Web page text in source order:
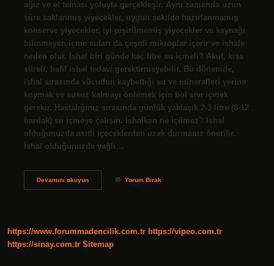
ağız ve el teması yoluyla gerçekleşir. Aynı zamanda uzun
süre saklanmış yiyecekler, uygun şekilde hazırlanmamış
konserve yiyecekler, iyi pişirilmemiş yiyecekler ve kaynağı
bilinmeyen içme suları da çeşitli mikroplar içerir ve ishale
neden olur. İshal biri günde kaç litre su içmeli? Akut, kısa
süreli, hafif ishal tedavi gerektirmeyebilir. Bu dönemde,
ishal sırasında vücudun kaybettiği su ve mineralleri yerine
koymak ve susuz kalmayı önlemek için bol sıvı içmek
gerekir. Hastalığınız sırasında günlük yaklaşık 2-3 litre (8-12
bardak) su içmeye çalışın. İshalken ne içilmez? İshal
olduğunuzda asitli içeceklerden uzak durmanız önerilir.
İshal olduğunuzda yağlı…
Devamını okuyunSu
Yorum Bırak
https://www.forummadencilik.com.tr https://vipeo.com.tr
https://sinay.com.tr Sitemap